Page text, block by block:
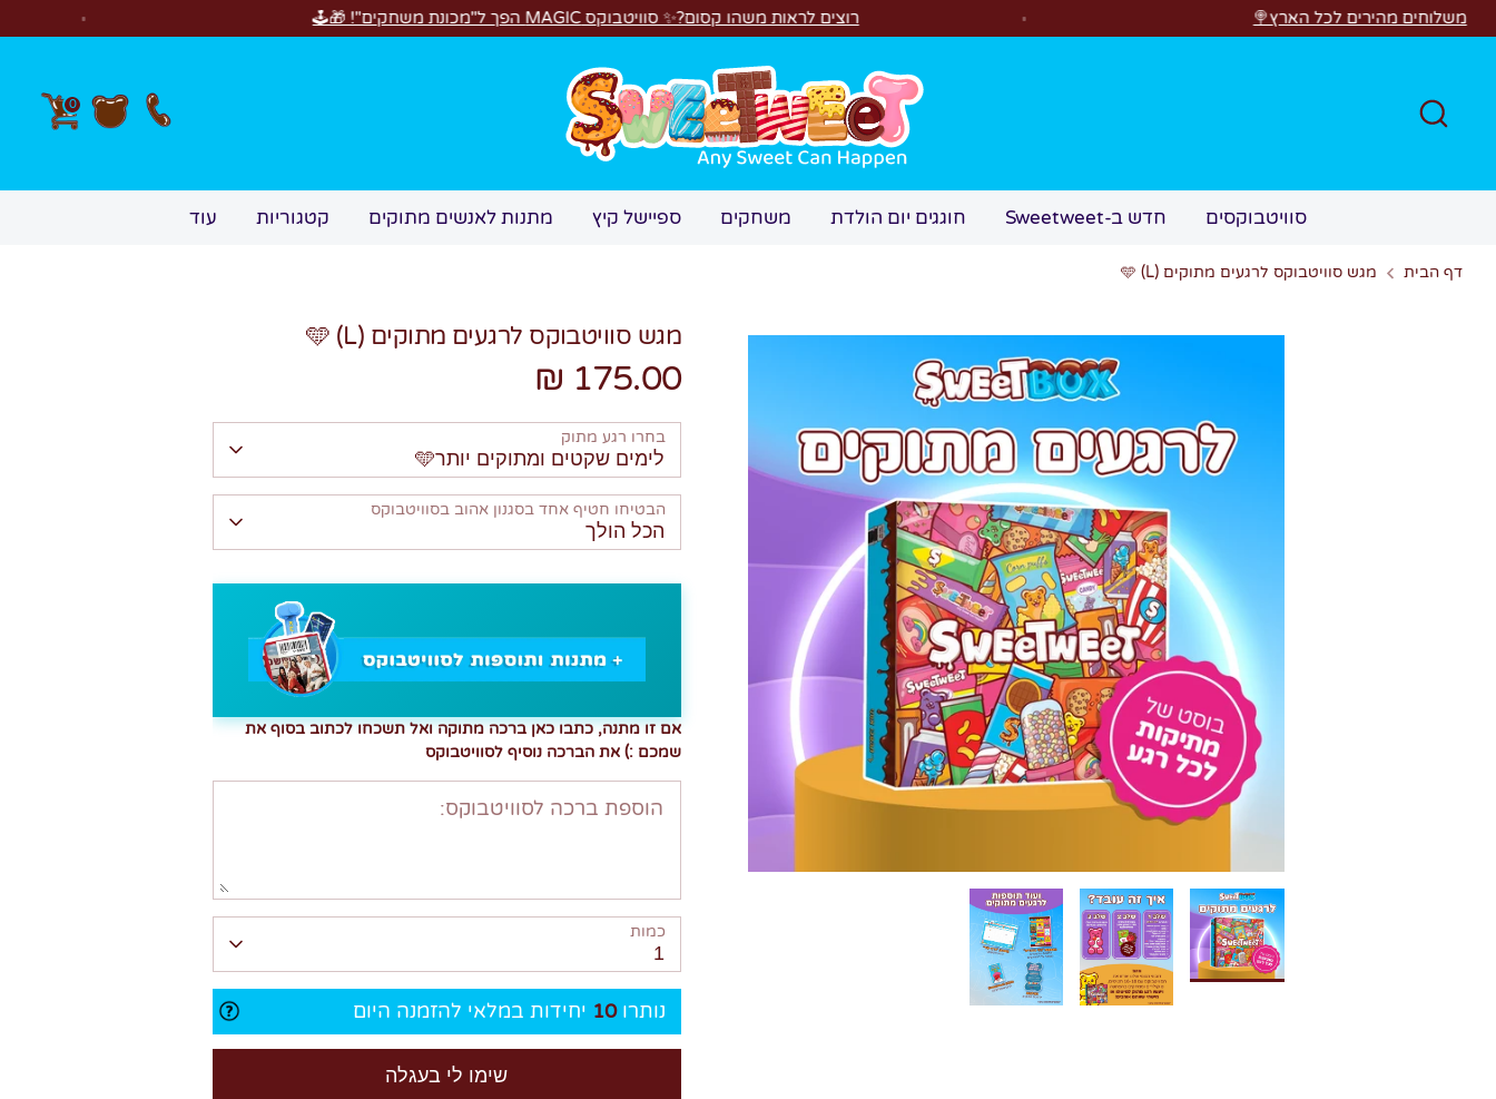
הארץ🍭 רוצים לראות משהו קסום?✨ סוויטבוקס MAGIC הפך ל"מכונת משחקים"! 🎁🕹️
חיפוש 0
סוויטבוקסים חדש ב-Sweetweet חוגגים יום הולדת משחקים ספיישל קיץ מתנות לאנשים מתוקים קטגוריות עוד
דף הבית מגש סוויטבוקס לרגעים מתוקים 🩵 (L)
מגש סוויטבוקס לרגעים מתוקים 🩵 (L)
175.00 ₪
בחרו רגע מתוק
לימים שקטים ומתוקים יותר🩵
הבטיחו חטיף אחד בסגנון אהוב בסוויטבוקס
הכל הולך
אם זו מתנה, כתבו כאן ברכה מתוקה ואל תשכחו לכתוב בסוף את
שמכם :) את הברכה נוסיף לסוויטבוקס
הוספת ברכה לסוויטבוקס:
כמות
1
נותרו10 יחידות במלאי להזמנה היום
שימו לי בעגלה